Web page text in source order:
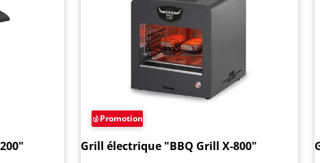
Promotion
Grill électrique "BBQ Grill X-800"